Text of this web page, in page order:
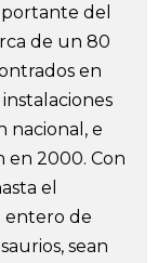
del
de un 80
en
nacional, e
en 2000. Con
el
entero de
sean